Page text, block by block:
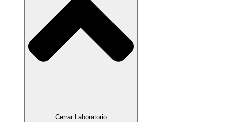
Cerrar Laboratorio